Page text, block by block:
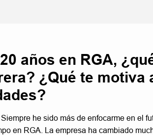
años en RGA,
¿Qué te motiva
he sido más de enfocarme en el
en RGA. La empresa ha cambiado